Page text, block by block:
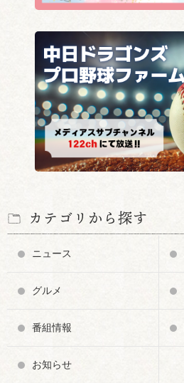
カテゴリから探す
ニュース
グルメ
番組情報
お知らせ